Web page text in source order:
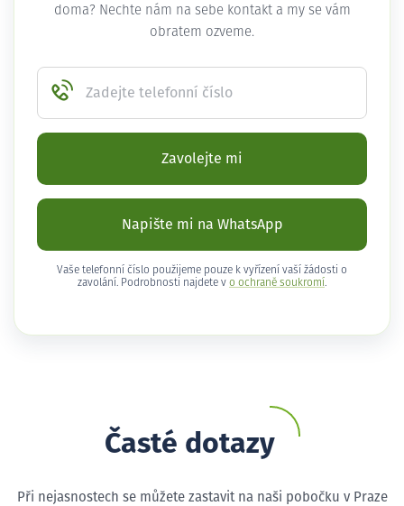
doma? Nechte nám na sebe kontakt a my se vám
obratem ozveme.
Zadejte telefonní číslo
Zavolejte mi
Napište mi na WhatsApp
Vaše telefonní číslo použijeme pouze k vyřízení vaší žádosti o
zavolání. Podrobnosti najdete v o ochraně soukromí .
Časté dotazy
Při nejasnostech se můžete zastavit na naši pobočku v Praze